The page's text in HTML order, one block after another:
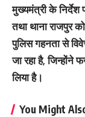
मुख्यमंत्री के निर्देश
तथा थाना राजपुर
पुलिस गहनता से
जा रहा है, जिन्होंने
लिया है।
You Might